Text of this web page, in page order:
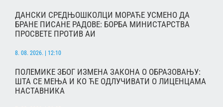
ДАНСКИ СРЕДЊОШКОЛЦИ МОРАЋЕ УСМЕНО ДА
БРАНЕ ПИСАНЕ РАДОВЕ: БОРБА МИНИСТАРСТВА
ПРОСВЕТЕ ПРОТИВ АИ
8. 08. 2026. | 12:10
ПОЛЕМИКЕ ЗБОГ ИЗМЕНА ЗАКОНА О ОБРАЗОВАЊУ:
ШТА СЕ МЕЊА И КО ЋЕ ОДЛУЧИВАТИ О ЛИЦЕНЦАМА
НАСТАВНИКА